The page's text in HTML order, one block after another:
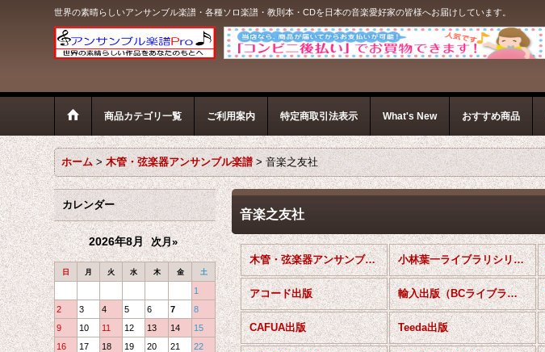
世界の素晴らしいアンサンブル楽譜・各種ソロ楽譜・教則本・CDを日本の音楽愛好家の皆様へお届けしています。
商品カテゴリ一覧 ご利用案内 特定商取引法表示 What's New おすすめ商品
ホーム > 木管・弦楽器アンサンブル楽譜 > 音楽之友社
カレンダー
2026年8月 次月»
日 月 火 水 木 金 土
1
2
3 4 5 6 7
8
9
10 11 12 13 14
15
16
17 18 19 20 21
22
音楽之友社
木管・弦楽器アンサンブル楽譜 (全商品) 小林葉一ライブラリシリーズ
アコード出版 輸入出版（BCライブラリー）
CAFUA出版 Teeda出版